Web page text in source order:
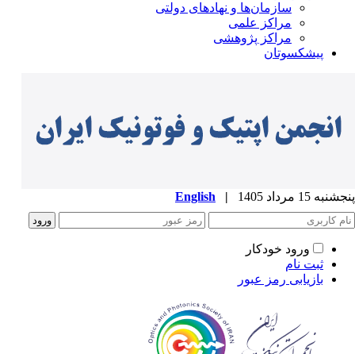
سازمان‌ها و نهادهای دولتی
مراکز علمی
مراکز پژوهشی
پیشکسوتان
15 مرداد 1405 |
English
ورود خودکار
ثبت نام
بازیابی رمز عبور